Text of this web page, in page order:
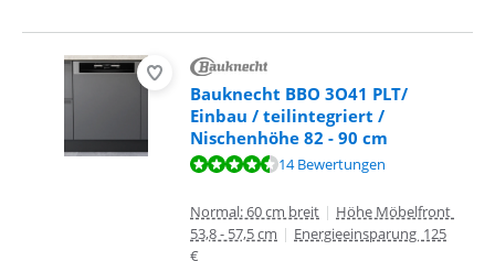
Bauknecht BBO 3O41 PLT/
Einbau / teilintegriert /
Nischenhöhe 82 - 90 cm
Bewertet mit 9,0 von 10, basierend auf 14 Bewertungen.
14 Bewertungen
Normal: 60 cm breit | Höhe Möbelfront
53,8 - 57,5 cm | Energieeinsparung 125
€